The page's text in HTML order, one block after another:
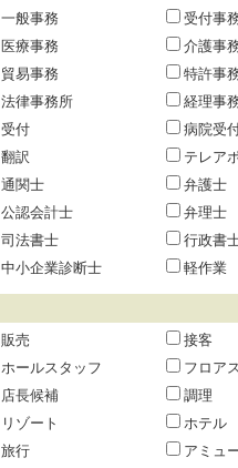
一般事務
受付事
医療事務
介護事
貿易事務
特許事
法律事務所
経理事
受付
病院受
翻訳
テレア
通関士
弁護士
公認会計士
弁理士
司法書士
行政書
中小企業診断士 軽作業
販売
接客
ホールスタッフ
フロア
店長候補
調理
リゾート
ホテル
旅行
アミュ